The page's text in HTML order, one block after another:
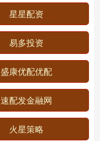
星星配资
易多投资
盛康优配优配
速配发金融网
火星策略